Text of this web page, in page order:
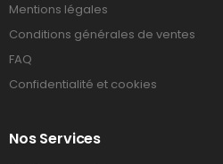
Mentions légales
Conditions générales de ventes
FAQ
Confidentialité et cookies
Nos Services